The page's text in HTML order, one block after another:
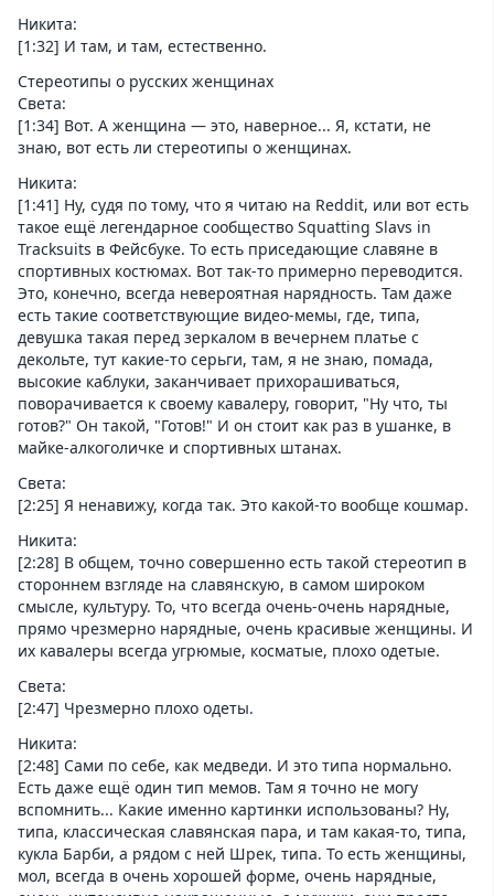
Никита:
[1:32] И там, и там, естественно.
Стереотипы о русских женщинах
Света:
[1:34] Вот. А женщина — это, наверное... Я, кстати, не
знаю, вот есть ли стереотипы о женщинах.
Никита:
[1:41] Ну, судя по тому, что я читаю на Reddit, или вот есть
такое ещё легендарное сообщество Squatting Slavs in
Tracksuits в Фейсбуке. То есть приседающие славяне в
спортивных костюмах. Вот так-то примерно переводится.
Это, конечно, всегда невероятная нарядность. Там даже
есть такие соответствующие видео-мемы, где, типа,
девушка такая перед зеркалом в вечернем платье с
декольте, тут какие-то серьги, там, я не знаю, помада,
высокие каблуки, заканчивает прихорашиваться,
поворачивается к своему кавалеру, говорит, "Ну что, ты
готов?" Он такой, "Готов!" И он стоит как раз в ушанке, в
майке-алкоголичке и спортивных штанах.
Света:
[2:25] Я ненавижу, когда так. Это какой-то вообще кошмар.
Никита:
[2:28] В общем, точно совершенно есть такой стереотип в
стороннем взгляде на славянскую, в самом широком
смысле, культуру. То, что всегда очень-очень нарядные,
прямо чрезмерно нарядные, очень красивые женщины. И
их кавалеры всегда угрюмые, косматые, плохо одетые.
Света:
[2:47] Чрезмерно плохо одеты.
Никита:
[2:48] Сами по себе, как медведи. И это типа нормально.
Есть даже ещё один тип мемов. Там я точно не могу
вспомнить... Какие именно картинки использованы? Ну,
типа, классическая славянская пара, и там какая-то, типа,
кукла Барби, а рядом с ней Шрек, типа. То есть женщины,
мол, всегда в очень хорошей форме, очень нарядные,